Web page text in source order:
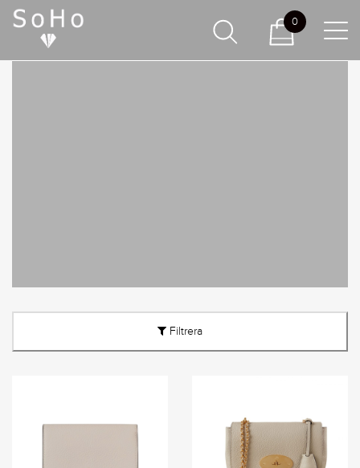
Filtrera
0